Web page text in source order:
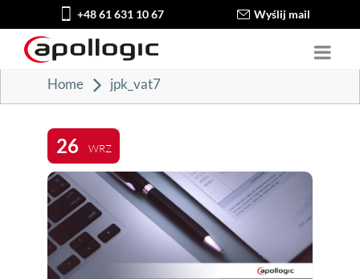
+48 61 631 10 67 Wyślij mail
Home jpk_vat7
26 WRZ